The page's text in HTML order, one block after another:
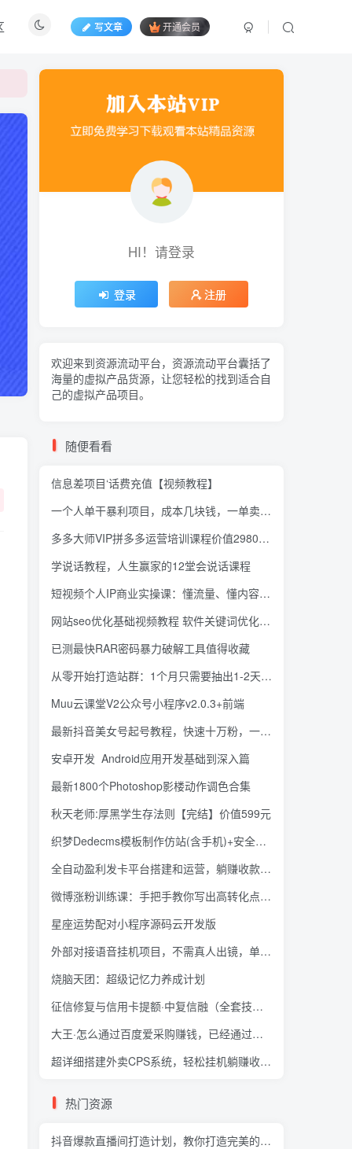
写文章 开通会员
HI！请登录
登录 注册
欢迎来到资源流动平台，资源流动平台囊括了
海量的虚拟产品货源，让您轻松的找到适合自
己的虚拟产品项目。
随便看看
信息差项目‘话费充值【视频教程】
一个人单干暴利项目，成本几块钱，一单卖399元
多多大师VIP拼多多运营培训课程价值2980元【输入对应秘密即可下载】
学说话教程，人生赢家的12堂会说话课程
短视频个人IP商业实操课：懂流量、懂内容、懂变现、懂架构（价值999元）
网站seo优化基础视频教程 软件关键词优化课程
已测最快RAR密码暴力破解工具值得收藏
从零开始打造站群：1个月只需要抽出1-2天时间，月入2W左右（25节课）
Muu云课堂V2公众号小程序v2.0.3+前端
最新抖音美女号起号教程，快速十万粉，一部手机就可以操作
安卓开发_Android应用开发基础到深入篇
最新1800个Photoshop影楼动作调色合集
秋天老师:厚黑学生存法则【完结】价值599元
织梦Dedecms模板制作仿站(含手机)+安全防护教程
全自动盈利发卡平台搭建和运营，躺赚收款赚钱的核心工具
微博涨粉训练课：手把手教你写出高转化点赞的涨粉文章【无水印】
星座运势配对小程序源码云开发版
外部对接语音挂机项目，不需真人出镜，单人基础收益2百以上
烧脑天团：超级记忆力养成计划
征信修复与信用卡提额·中复信融（全套技术课程）
大王·怎么通过百度爱采购赚钱，已经通过百度爱采购完成200多万的销量
超详细搭建外卖CPS系统，轻松挂机躺赚收入1W+【视频教程】
热门资源
抖音爆款直播间打造计划，教你打造完美的爆款直播间